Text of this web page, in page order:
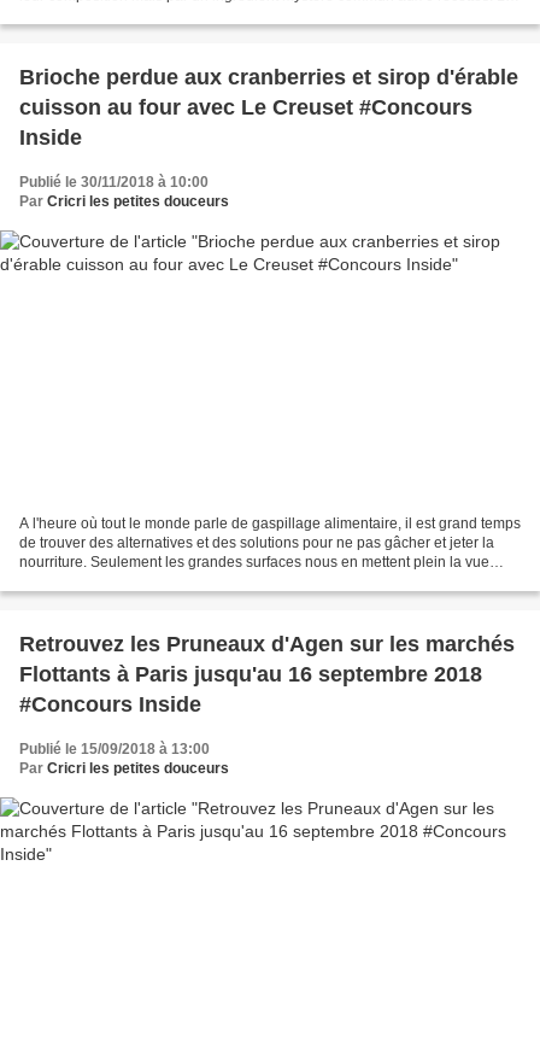
Brioche perdue aux cranberries et sirop d'érable
cuisson au four avec Le Creuset #Concours
Inside
Publié le 30/11/2018 à 10:00
Par Cricri les petites douceurs
A l'heure où tout le monde parle de gaspillage alimentaire, il est grand temps
de trouver des alternatives et des solutions pour ne pas gâcher et jeter la
nourriture. Seulement les grandes surfaces nous en mettent plein la vue
Retrouvez les Pruneaux d'Agen sur les marchés
Flottants à Paris jusqu'au 16 septembre 2018
#Concours Inside
Publié le 15/09/2018 à 13:00
Par Cricri les petites douceurs